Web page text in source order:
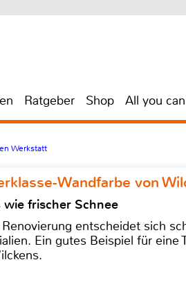
Ratgeber Shop All you
Werkstatt
Wandfarbe von
frischer Schnee
entscheidet sich
Ein gutes Beispiel für eine